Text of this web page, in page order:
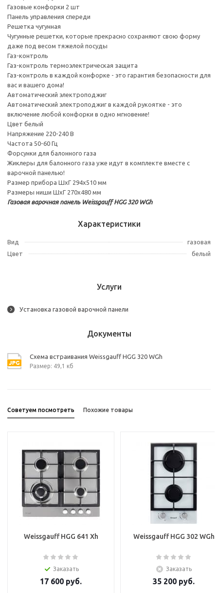
Газовые конфорки 2 шт
Панель управления спереди
Решетка чугунная
Чугунные решетки, которые прекрасно сохраняют свою форму
даже под весом тяжелой посуды
Газ-контроль
Газ-контроль термоэлектрическая защита
Газ-контроль в каждой конфорке - это гарантия безопасности для
вас и вашего дома!
Автоматический электроподжиг
Автоматический электроподжиг в каждой рукоятке - это
включение любой конфорки в одно мгновение!
Цвет белый
Напряжение 220-240 В
Частота 50-60 Гц
Форсунки для балонного газа
Жиклеры для балонного газа уже идут в комплекте вместе с
варочной панелью!
Размер прибора ШхГ 294х510 мм
Размеры ниши ШхГ 270х480 мм
Газовая варочная панель Weissgauff HGG 320 WGh
Характеристики
Вид
газовая
Цвет
белый
Услуги
Установка газовой варочной панели
Документы
Схема встраивания Weissgauff HGG 320 WGh
Размер: 49,1 кб
Советуем посмотреть Похожие товары
Weissgauff HGG 641 Xh
Заказать
17 600 руб.
Weissgauff HGG 302 WGh
Заказать
35 200 руб.